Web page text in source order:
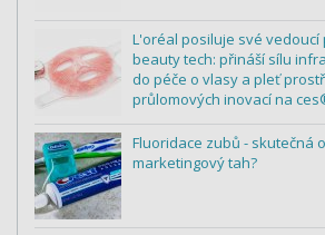
L'oréal posiluje své
beauty tech: přináší sílu
do péče o vlasy a pleť
průlomových inovací na
Fluoridace zubů - skutečná
marketingový tah?